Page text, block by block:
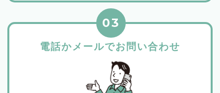
電話かメールでお問い合わせ
03